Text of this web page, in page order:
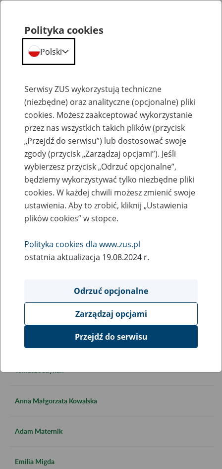
Konferencja "Edukacja wobec dezinformacji. Ubezpieczenia społeczne w kryzysie
Biogramy - konferencja "Edukacja
wobec dezinformacji.
Ubezpieczenia społeczne w
kryzysie zaufania"
Monika Grochowska
Tomasz Jedynak
Anna Małgorzata Kowalska
Adam Maternik
Emilia Migda
Polityka cookies
Polski
Serwisy ZUS wykorzystują techniczne
(niezbędne) oraz analityczne (opcjonalne) pliki
cookies. Możesz zaakceptować wykorzystanie
przez nas wszystkich takich plików (przycisk
„Przejdź do serwisu”) lub dostosować swoje
zgody (przycisk „Zarządzaj opcjami”). Jeśli
wybierzesz przycisk „Odrzuć opcjonalne”,
będziemy wykorzystywać tylko niezbędne pliki
cookies. W każdej chwili możesz zmienić swoje
ustawienia. Aby to zrobić, kliknij „Ustawienia
plików cookies” w stopce.
Polityka cookies dla www.zus.pl
ostatnia aktualizacja 19.08.2024 r.
Odrzuć opcjonalne
Zarządzaj opcjami
Przejdź do serwisu